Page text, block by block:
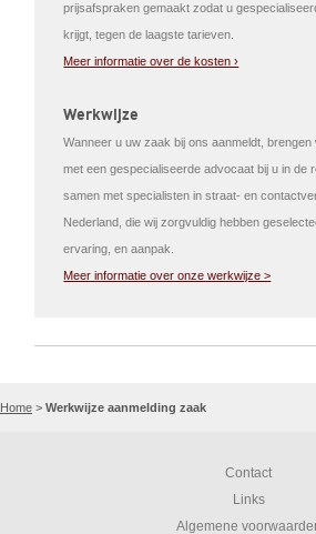
prijsafspraken gemaakt zodat u
krijgt, tegen de laagste tarieven.
Meer informatie over de kosten ›
Werkwijze
Wanneer u uw zaak bij ons aanmeldt,
met een gespecialiseerde advocaat bij u in de
samen met specialisten in straat- en
Nederland, die wij zorgvuldig hebben
ervaring, en aanpak.
Meer informatie over onze werkwijze >
Home > Werkwijze aanmelding zaak
Contact
Links
Algemene